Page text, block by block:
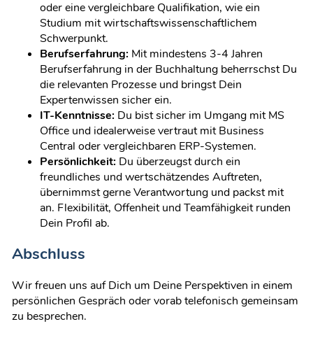
oder eine vergleichbare Qualifikation, wie ein
Studium mit wirtschaftswissenschaftlichem
Schwerpunkt.
Berufserfahrung: Mit mindestens 3-4 Jahren
Berufserfahrung in der Buchhaltung beherrschst Du
die relevanten Prozesse und bringst Dein
Expertenwissen sicher ein.
IT-Kenntnisse: Du bist sicher im Umgang mit MS
Office und idealerweise vertraut mit Business
Central oder vergleichbaren ERP-Systemen.
Persönlichkeit: Du überzeugst durch ein
freundliches und wertschätzendes Auftreten,
übernimmst gerne Verantwortung und packst mit
an. Flexibilität, Offenheit und Teamfähigkeit runden
Dein Profil ab.
Abschluss
Wir freuen uns auf Dich um Deine Perspektiven in einem
persönlichen Gespräch oder vorab telefonisch gemeinsam
zu besprechen.